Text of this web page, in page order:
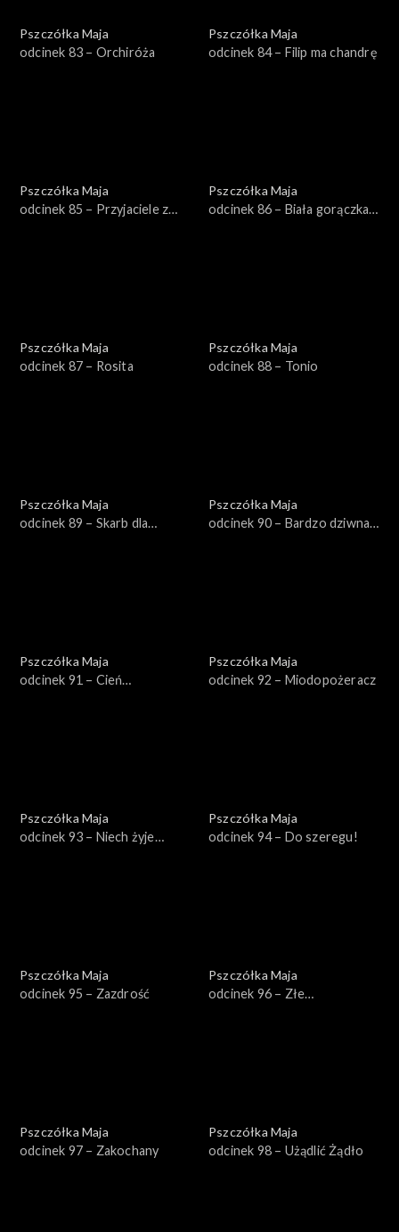
Pszczółka Maja
odcinek 83 – Orchiróża
Pszczółka Maja
odcinek 84 – Filip ma chandrę
Pszczółka Maja
odcinek 85 – Przyjaciele z
Pszczółka Maja
odcinek 86 – Biała gorączka
Pszczółka Maja
odcinek 87 – Rosita
Pszczółka Maja
odcinek 88 – Tonio
Pszczółka Maja
odcinek 89 – Skarb dla
Pszczółka Maja
odcinek 90 – Bardzo dziwna
Pszczółka Maja
odcinek 91 – Cień
Pszczółka Maja
odcinek 92 – Miodopożeracz
Pszczółka Maja
odcinek 93 – Niech żyje
Pszczółka Maja
odcinek 94 – Do szeregu!
Pszczółka Maja
odcinek 95 – Zazdrość
Pszczółka Maja
odcinek 96 – Złe
Pszczółka Maja
odcinek 97 – Zakochany
Pszczółka Maja
odcinek 98 – Użądlić Żądło